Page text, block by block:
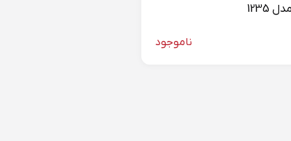
مدل 1235
ناموجود